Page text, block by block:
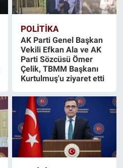
POLİTİKA
AK Parti Genel Başkan
Vekili Efkan Ala ve AK
Parti Sözcüsü Ömer
Çelik, TBMM Başkanı
Kurtulmuş'u ziyaret etti